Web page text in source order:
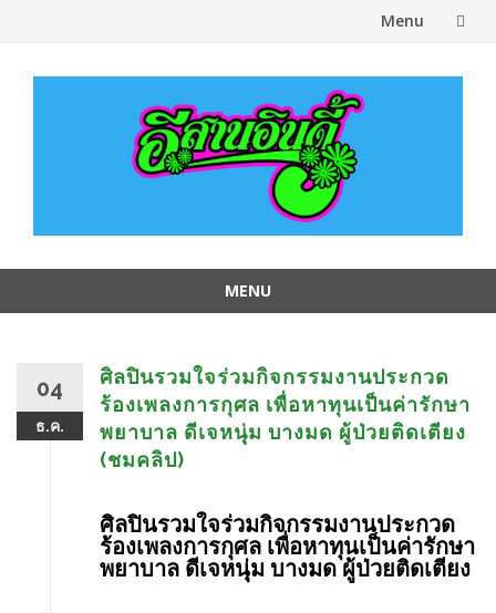
Menu
MENU
04
ธ.ค.
ศิลปินรวมใจร่วมกิจกรรมงานประกวด
ร้องเพลงการกุศล เพื่อหาทุนเป็นค่ารักษา
พยาบาล ดีเจหนุุ่ม บางมด ผู้ป่วยติดเตียง
(ชมคลิป)
ศิลปินรวมใจร่วมกิจกรรมงานประกวด
ร้องเพลงการกุศล เพื่อหาทุนเป็นค่ารักษา
พยาบาล ดีเจหนุุ่ม บางมด ผู้ป่วยติดเตียง